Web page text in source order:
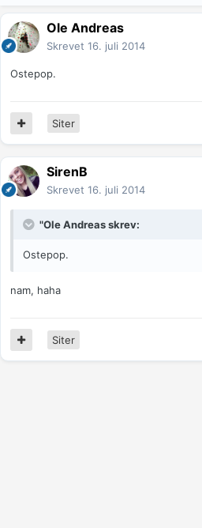
Ole Andreas
Skrevet 16. juli 2014
Ostepop.
Siter
SirenB
Skrevet 16. juli 2014
"Ole Andreas skrev:
Ostepop.
nam, haha
Siter